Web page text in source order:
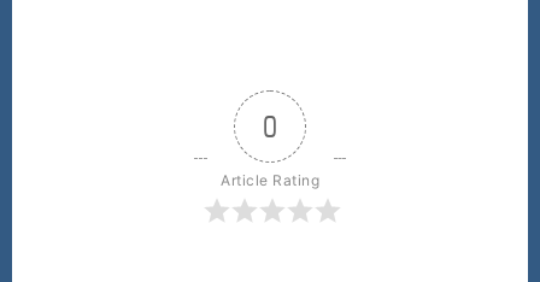
0
Article Rating